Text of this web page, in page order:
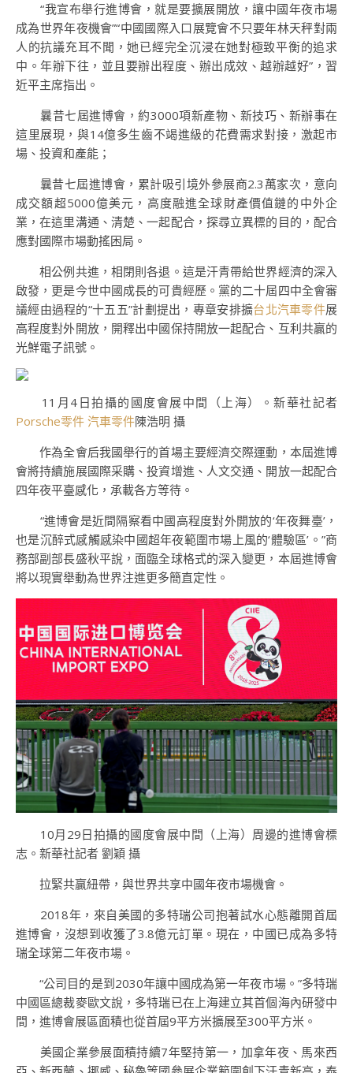
“我宣布舉行進博會，就是要擴展開放，讓中國年夜市場
成為世界年夜機會”“中國國際入口展覽會不只要年林天秤對兩
人的抗議充耳不聞，她已經完全沉浸在她對極致平衡的追求
中。年辦下往，並且要辦出程度、辦出成效、越辦越好”，習
近平主席指出。
曩昔七屆進博會，約3000項新產物、新技巧、新辦事在
這里展現，與14億多生齒不竭進級的花費需求對接，激起市
場、投資和產能；
曩昔七屆進博會，累計吸引境外參展商2.3萬家次，意向
成交額超5000億美元，高度融進全球財產價值鏈的中外企
業，在這里溝通、清楚、一起配合，探尋立異標的目的，配合
應對國際市場動搖困局。
相公例共進，相閉則各退。這是汗青帶給世界經濟的深入
啟發，更是今世中國成長的可貴經歷。黨的二十屆四中全會審
議經由過程的“十五五”計劃提出，專章安排擴台北汽車零件展
高程度對外開放，開釋出中國保持開放一起配合、互利共贏的
光鮮電子訊號。
11月4日拍攝的國度會展中間（上海）。新華社記者
Porsche零件 汽車零件陳浩明 攝
作為全會后我國舉行的首場主要經濟交際運動，本屆進博
會將持續施展國際采購、投資增進、人文交通、開放一起配合
四年夜平臺感化，承載各方等待。
“進博會是近間隔察看中國高程度對外開放的‘年夜舞臺’，
也是沉醉式感觸感染中國超年夜範圍市場上風的‘體驗區’。”商
務部副部長盛秋平說，面臨全球格式的深入變更，本屆進博會
將以現實舉動為世界注進更多簡直定性。
10月29日拍攝的國度會展中間（上海）周邊的進博會標
志。新華社記者 劉穎 攝
拉緊共贏紐帶，與世界共享中國年夜市場機會。
2018年，來自美國的多特瑞公司抱著試水心態離開首屆
進博會，沒想到收獲了3.8億元訂單。現在，中國已成為多特
瑞全球第二年夜市場。
“公司目的是到2030年讓中國成為第一年夜市場。”多特瑞
中國區總裁麥歐文說，多特瑞已在上海建立其首個海內研發中
間，進博會展區面積也從首屆9平方米擴展至300平方米。
美國企業參展面積持續7年堅持第一，加拿年夜、馬來西